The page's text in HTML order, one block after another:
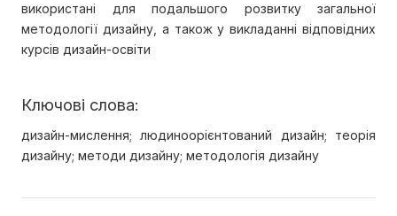
використані для подальшого розвитку загальної
методології дизайну, а також у викладанні відповідних
курсів дизайн-освіти
Ключові слова:
дизайн-мислення; людиноорієнтований дизайн; теорія
дизайну; методи дизайну; методологія дизайну